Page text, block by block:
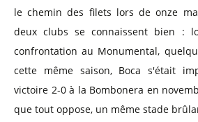
le chemin des filets lors de onze
deux clubs se connaissent bien :
confrontation au Monumental,
cette même saison, Boca s'était
victoire 2-0 à la Bombonera en
que tout oppose, un même stade